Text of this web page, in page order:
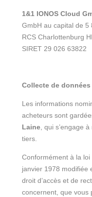
1&1 IONOS Cloud
GmbH au capital de 5
RCS Charlottenburg
SIRET 29 026 63822
Collecte de
Les informations
acheteurs sont
Laine, qui s’engage
tiers.
Conformément à la
janvier 1978 modifiée
droit d’accès et de
concernent, que vous